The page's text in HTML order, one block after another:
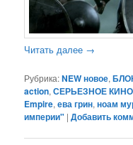
Читать далее →
Рубрика:NEW новое,
action,СЕРЬЕЗНОЕ КИНО
Empire,ева грин,ноам
империи" |Добавить